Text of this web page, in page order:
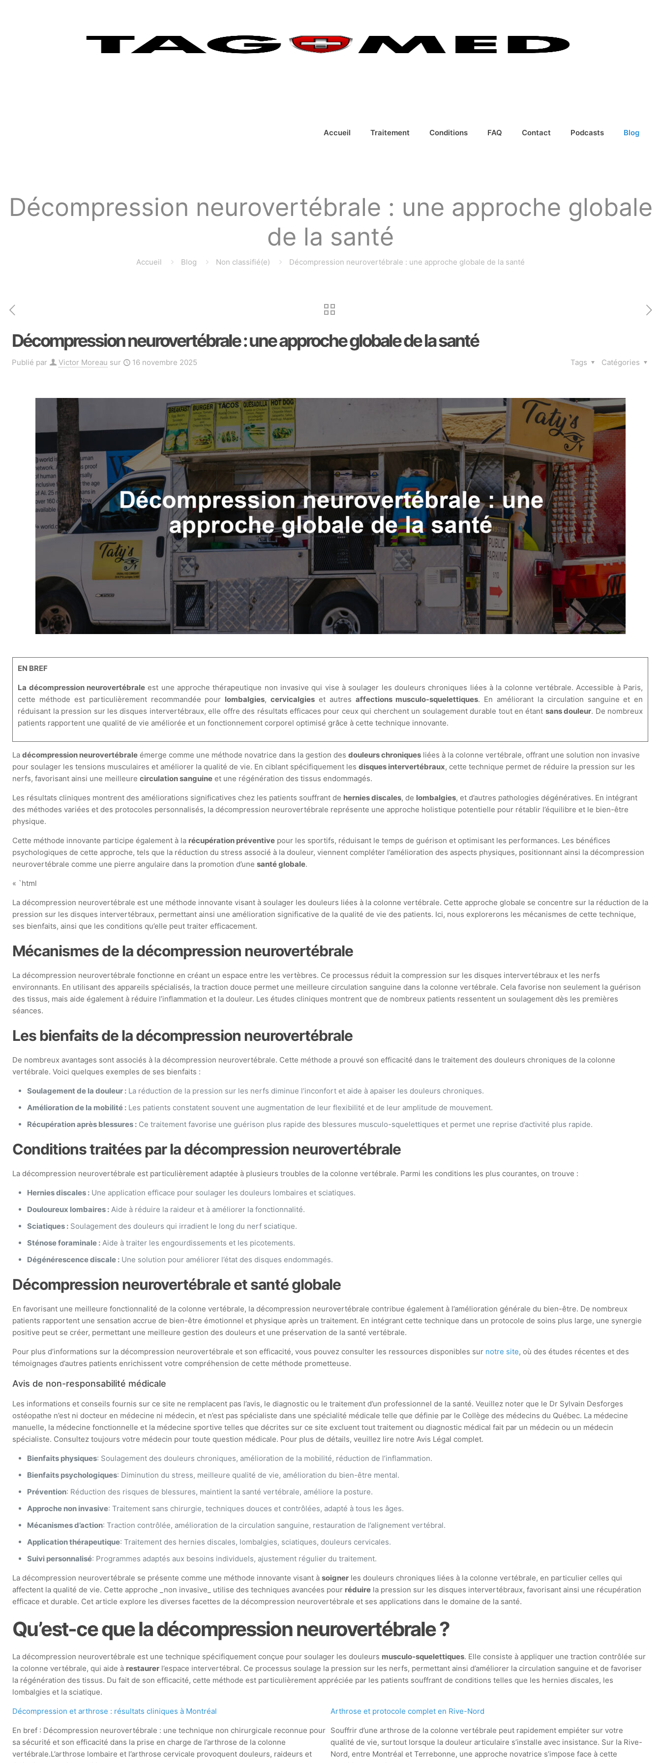
Accueil Traitement Conditions FAQ Contact Podcasts Blog
Décompression neurovertébrale : une approche globale
de la santé
Accueil Blog Non classifié(e) Décompression neurovertébrale : une approche globale de la santé
Décompression neurovertébrale : une approche globale de la santé
Publié par Victor Moreau sur 16 novembre 2025 Catégories
Tags
EN BREF
La décompression neurovertébraleest une approche thérapeutique non invasive qui vise à soulager les douleurs chroniques liées à la colonne vertébrale. Accessible à Paris,
cette méthode est particulièrement recommandée pour lombalgies,cervicalgies et autres affections musculo-squelettiques. En améliorant la circulation sanguine et en
réduisant la pression sur les disques intervertébraux, elle offre des résultats efficaces pour ceux qui cherchent un soulagement durable tout en étant sans douleur. De nombreux
patients rapportent une qualité de vie améliorée et un fonctionnement corporel optimisé grâce à cette technique innovante.
Ladécompression neurovertébrale émerge comme une méthode novatrice dans la gestion desdouleurs chroniques liées à la colonne vertébrale, offrant une solution non invasive
pour soulager les tensions musculaires et améliorer la qualité de vie. En ciblant spécifiquement lesdisques intervertébraux, cette technique permet de réduire la pression sur les
nerfs, favorisant ainsi une meilleurecirculation sanguine et une régénération des tissus endommagés.
Les résultats cliniques montrent des améliorations significatives chez les patients souffrant de hernies discales, de lombalgies, et d’autres pathologies dégénératives. En intégrant
des méthodes variées et des protocoles personnalisés, la décompression neurovertébrale représente une approche holistique potentielle pour rétablir l’équilibre et le bien-être
physique.
Cette méthode innovante participe également à la récupération préventive pour les sportifs, réduisant le temps de guérison et optimisant les performances. Les bénéfices
psychologiques de cette approche, tels que la réduction du stress associé à la douleur, viennent compléter l’amélioration des aspects physiques, positionnant ainsi la décompression
neurovertébrale comme une pierre angulaire dans la promotion d’unesanté globale.
« `html
La décompression neurovertébrale est une méthode innovante visant à soulager les douleurs liées à la colonne vertébrale. Cette approche globale se concentre sur la réduction de la
pression sur les disques intervertébraux, permettant ainsi une amélioration significative de la qualité de vie des patients. Ici, nous explorerons les mécanismes de cette technique,
ses bienfaits, ainsi que les conditions qu’elle peut traiter efficacement.
Mécanismes de la décompression neurovertébrale
La décompression neurovertébrale fonctionne en créant un espace entre les vertèbres. Ce processus réduit la compression sur les disques intervertébraux et les nerfs
environnants. En utilisant des appareils spécialisés, la traction douce permet une meilleure circulation sanguine dans la colonne vertébrale. Cela favorise non seulement la guérison
des tissus, mais aide également à réduire l’inflammation et la douleur. Les études cliniques montrent que de nombreux patients ressentent un soulagement dès les premières
séances.
Les bienfaits de la décompression neurovertébrale
De nombreux avantages sont associés à la décompression neurovertébrale. Cette méthode a prouvé son efficacité dans le traitement des douleurs chroniques de la colonne
vertébrale. Voici quelques exemples de ses bienfaits :
Soulagement de la douleur : La réduction de la pression sur les nerfs diminue l’inconfort et aide à apaiser les douleurs chroniques.
Amélioration de la mobilité : Les patients constatent souvent une augmentation de leur flexibilité et de leur amplitude de mouvement.
Récupération après blessures : Ce traitement favorise une guérison plus rapide des blessures musculo-squelettiques et permet une reprise d’activité plus rapide.
Conditions traitées par la décompression neurovertébrale
La décompression neurovertébrale est particulièrement adaptée à plusieurs troubles de la colonne vertébrale. Parmi les conditions les plus courantes, on trouve :
Hernies discales : Une application efficace pour soulager les douleurs lombaires et sciatiques.
Douloureux lombaires : Aide à réduire la raideur et à améliorer la fonctionnalité.
Sciatiques : Soulagement des douleurs qui irradient le long du nerf sciatique.
Sténose foraminale : Aide à traiter les engourdissements et les picotements.
Dégénérescence discale : Une solution pour améliorer l’état des disques endommagés.
Décompression neurovertébrale et santé globale
En favorisant une meilleure fonctionnalité de la colonne vertébrale, la décompression neurovertébrale contribue également à l’amélioration générale du bien-être. De nombreux
patients rapportent une sensation accrue de bien-être émotionnel et physique après un traitement. En intégrant cette technique dans un protocole de soins plus large, une synergie
positive peut se créer, permettant une meilleure gestion des douleurs et une préservation de la santé vertébrale.
Pour plus d’informations sur la décompression neurovertébrale et son efficacité, vous pouvez consulter les ressources disponibles sur notre site, où des études récentes et des
témoignages d’autres patients enrichissent votre compréhension de cette méthode prometteuse.
Avis de non-responsabilité médicale
Les informations et conseils fournis sur ce site ne remplacent pas l’avis, le diagnostic ou le traitement d’un professionnel de la santé. Veuillez noter que le Dr Sylvain Desforges
ostéopathe n’est ni docteur en médecine ni médecin, et n’est pas spécialiste dans une spécialité médicale telle que définie par le Collège des médecins du Québec. La médecine
manuelle, la médecine fonctionnelle et la médecine sportive telles que décrites sur ce site excluent tout traitement ou diagnostic médical fait par un médecin ou un médecin
spécialiste. Consultez toujours votre médecin pour toute question médicale. Pour plus de détails, veuillez lire notre Avis Légal complet.
Bienfaits physiques: Soulagement des douleurs chroniques, amélioration de la mobilité, réduction de l’inflammation.
Bienfaits psychologiques: Diminution du stress, meilleure qualité de vie, amélioration du bien-être mental.
Prévention: Réduction des risques de blessures, maintient la santé vertébrale, améliore la posture.
Approche non invasive: Traitement sans chirurgie, techniques douces et contrôlées, adapté à tous les âges.
Mécanismes d’action: Traction contrôlée, amélioration de la circulation sanguine, restauration de l’alignement vertébral.
Application thérapeutique: Traitement des hernies discales, lombalgies, sciatiques, douleurs cervicales.
Suivi personnalisé: Programmes adaptés aux besoins individuels, ajustement régulier du traitement.
La décompression neurovertébrale se présente comme une méthode innovante visant àsoigner les douleurs chroniques liées à la colonne vertébrale, en particulier celles qui
affectent la qualité de vie. Cette approche _non invasive_ utilise des techniques avancées pour réduire la pression sur les disques intervertébraux, favorisant ainsi une récupération
efficace et durable. Cet article explore les diverses facettes de la décompression neurovertébrale et ses applications dans le domaine de la santé.
Qu’est-ce que la décompression neurovertébrale ?
La décompression neurovertébrale est une technique spécifiquement conçue pour soulager les douleurs musculo-squelettiques. Elle consiste à appliquer une traction contrôlée sur
la colonne vertébrale, qui aide à restaurer l’espace intervertébral. Ce processus soulage la pression sur les nerfs, permettant ainsi d’améliorer la circulation sanguine et de favoriser
la régénération des tissus. Du fait de son efficacité, cette méthode est particulièrement appréciée par les patients souffrant de conditions telles que les hernies discales, les
lombalgies et la sciatique.
Décompression et arthrose : résultats cliniques à Montréal
En bref : Décompression neurovertébrale : une technique non chirurgicale reconnue pour
sa sécurité et son efficacité dans la prise en charge de l’arthrose de la colonne
vertébrale.L’arthrose lombaire et l’arthrose cervicale provoquent douleurs, raideurs et
Arthrose et protocole complet en Rive-Nord
Souffrir d’une arthrose de la colonne vertébrale peut rapidement empiéter sur votre
qualité de vie, surtout lorsque la douleur articulaire s’installe avec insistance. Sur la Rive-
Nord, entre Montréal et Terrebonne, une approche novatrice s’impose face à cette